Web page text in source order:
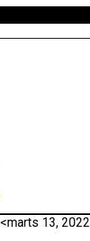
<marts 13, 2022